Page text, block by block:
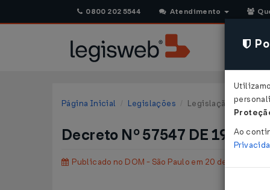
0800 202 5544 Atendimento
Página Inicial Legislações Legislação
Decreto Nº 57547 DE 19/12/
Publicado no DOM - São Paulo em 20 dez 2016
Ao